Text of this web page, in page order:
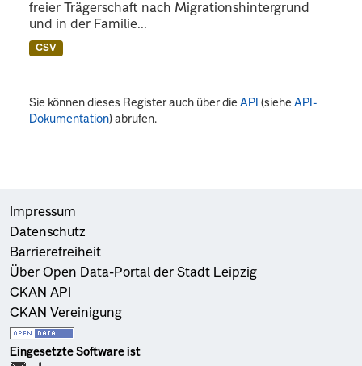
freier Trägerschaft nach Migrationshintergrund
und in der Familie...
CSV
Sie können dieses Register auch über dieAPI (sieheAPI-
Dokumentation) abrufen.
Impressum
Datenschutz
Barrierefreiheit
Über Open Data-Portal der Stadt Leipzig
CKAN API
CKAN Vereinigung
Eingesetzte Software ist